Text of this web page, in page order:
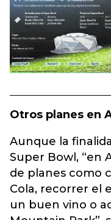
Otros planes en
Aunque la
Super Bowl, “en
de planes como
Cola, recorrer el
un buen vino o